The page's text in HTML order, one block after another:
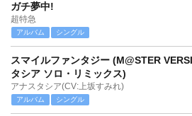
ガチ夢中!
超特急
アルバム シングル
スマイルファンタジー (M@STER
タシア ソロ・リミックス)
アナスタシア(CV:上坂すみれ)
アルバム シングル